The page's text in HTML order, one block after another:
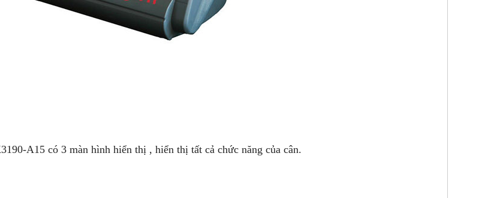
A15 có 3 màn hình hiển thị , hiển thị tất cả chức năng của cân.